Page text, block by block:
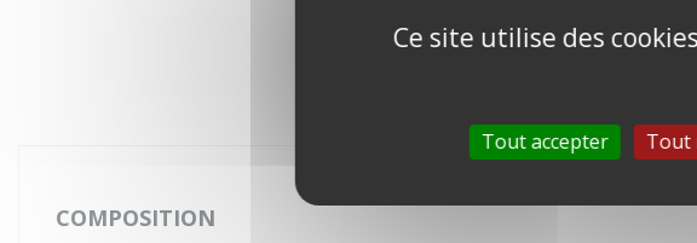
Ce site utilise des
Tout accepter Tout
COMPOSITION